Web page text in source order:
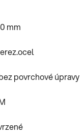
mm
povrchové úpravy